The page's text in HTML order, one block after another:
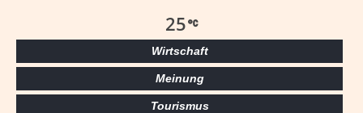
25
Wirtschaft
Meinung
Tourismus